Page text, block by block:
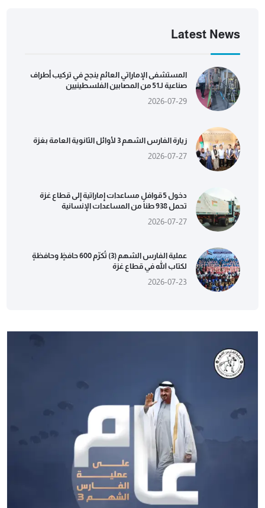
Latest News
المستشفى الإماراتي العائم ينجح في تركيب أطراف
صناعية لـ51 من المصابين الفلسطينيين
2026-07-29
زيارة الفارس الشهم 3 لأوائل الثانوية العامة بغزة
2026-07-27
دخول 5 قوافل مساعدات إماراتية إلى قطاع غزة
تحمل 938 طناً من المساعدات الإنسانية
2026-07-27
عملية الفارس الشهم (3) تُكرّم 600 حافظٍ وحافظةٍ
لكتاب الله في قطاع غزة
2026-07-23